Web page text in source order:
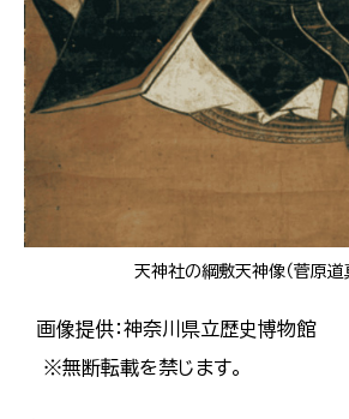
天神社の綱敷天神像（菅原道
画像提供：神奈川県立歴史博物館
※無断転載を禁じます。